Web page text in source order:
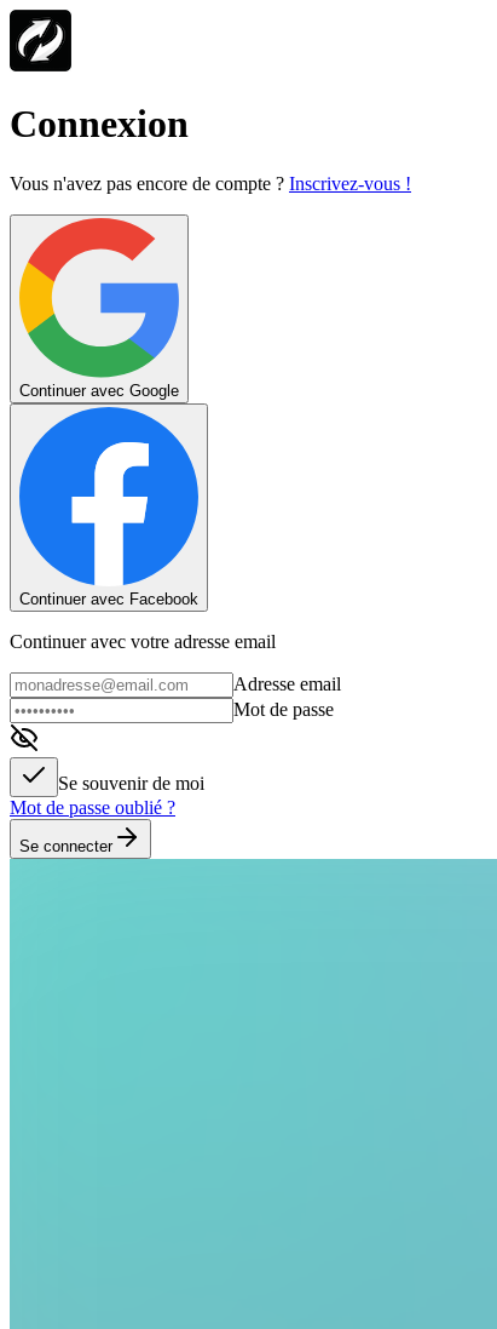
Connexion
Vous n'avez pas encore de compte ? Inscrivez-vous !
Continuer avec Google
Continuer avec Facebook
Continuer avec votre adresse email
Adresse email
Mot de passe
Se souvenir de moi
Mot de passe oublié ?
Se connecter